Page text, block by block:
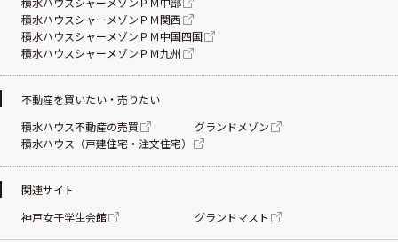
積水ハウスシャーメゾンＰＭ関西
積水ハウスシャーメゾンＰＭ中国四国
積水ハウスシャーメゾンＰＭ九州
不動産を買いたい・売りたい
積水ハウス不動産の売買
グランドメゾン
積水ハウス（戸建住宅・注文住宅）
関連サイト
神戸女子学生会館
グランドマスト